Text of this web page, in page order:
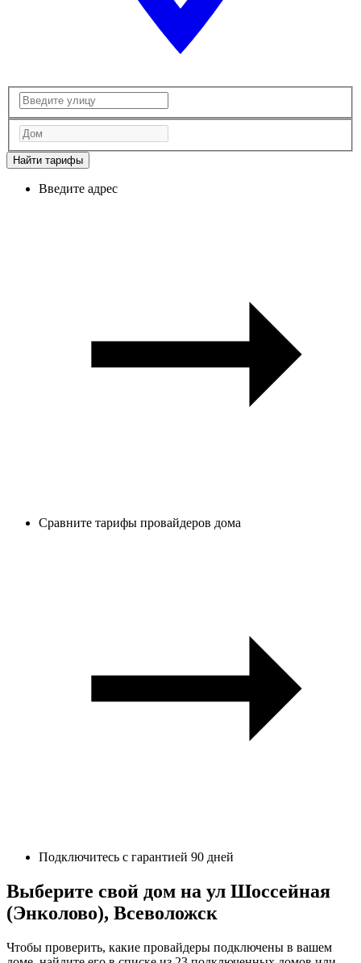
Найти тарифы
Введите адрес
Сравните тарифы провайдеров дома
Подключитесь с гарантией 90 дней
Выберите свой дом на ул Шоссейная
(Энколово), Всеволожск
Чтобы проверить, какие провайдеры подключены в вашем